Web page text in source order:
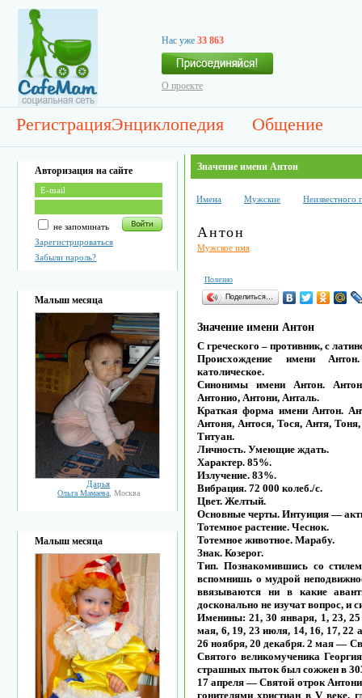
Нас уже 33 863
О проекте
РегистрацияЭнциклопедия Общение
Авторизация на сайте
не запоминать
Зарегистрироваться
Забыли пароль?
Малыш месяца
Дарья
Ольга Мамаева , Москва
Малыш месяца
Значение имени Антон
Имена Мужские Неизвестного
Антон
Мужское имя
Полезно
Поделиться…
Значение имени Антон
С греческого – противник, с
Происхождение имени
католическое.
Синонимы имени Антон.
Антонио, Антони, Анталь.
Краткая форма имени Антон.
Антоня, Антося, Тося, Антя,
Титуан.
Личность. Умеющие ждать.
Характер. 85%.
Излучение. 83%.
Вибрация. 72 000 колеб./с.
Цвет. Желтый.
Основные черты. Интуиция —
Тотемное растение. Чеснок.
Тотемное животное. Марабу.
Знак. Козерог.
Тип. Познакомившись со
вспомнишь о мудрой
ввязываются ни в какие
досконально не изучат вопрос, и
Именины: 21, 30 января, 1, 23,
мая, 6, 19, 23 июля, 14, 16, 17, 22
26 ноября, 20 декабря. 2 мая —
Святого великомученика
страшных пыток был сожжен в
17 апреля — Святой отрок
гонителями христиан в V веке,